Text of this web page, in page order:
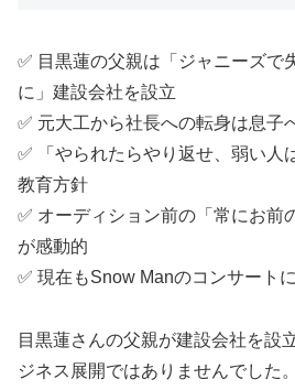
✅ 目黒蓮の父親は「ジャニーズで
に」建設会社を設立
✅ 元大工から社長への転身は息子
✅ 「やられたらやり返せ、弱い人
教育方針
✅ オーディション前の「常にお前
が感動的
✅ 現在もSnow Manのコンサート
目黒蓮さんの父親が建設会社を設
ジネス展開ではありませんでした